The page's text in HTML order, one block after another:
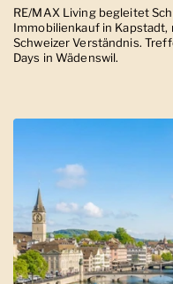
RE/MAX Living begleitet
Immobilienkauf in
Schweizer Verständnis.
Days in Wädenswil.